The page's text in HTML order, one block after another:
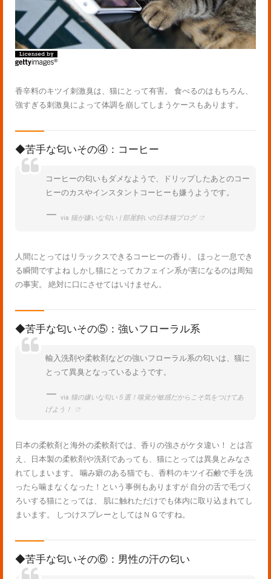
香辛料のキツイ刺激臭は、猫にとって有害。 食べるのはもちろん、
強すぎる刺激臭によって体調を崩してしまうケースもあります。
◆苦手な匂いその④：コーヒー
コーヒーの匂いもダメなようで、ドリップしたあとのコー
ヒーのカスやインスタントコーヒーも嫌うようです。
via 猫が嫌いな匂い | 部屋飼いの日本猫ブログ
人間にとってはリラックスできるコーヒーの香り。 ほっと一息でき
る瞬間ですよね しかし猫にとってカフェイン系が害になるのは周知
の事実。 絶対に口にさせてはいけません。
◆苦手な匂いその⑤：強いフローラル系
輸入洗剤や柔軟剤などの強いフローラル系の匂いは、猫に
とって異臭となっているようです。
via 猫の嫌いな匂い５選！嗅覚が敏感だからこそ気をつけてあ
げよう！
日本の柔軟剤と海外の柔軟剤では、香りの強さがケタ違い！ とは言
え、日本製の柔軟剤や洗剤であっても、猫にとっては異臭とみなさ
れてしまいます。 噛み癖のある猫でも、香料のキツイ石鹸で手を洗
ったら噛まなくなった！という事例もありますが 自分の舌で毛づく
ろいする猫にとっては、 肌に触れただけでも体内に取り込まれてし
まいます。 しつけスプレーとしてはＮＧですね。
◆苦手な匂いその⑥：男性の汗の匂い